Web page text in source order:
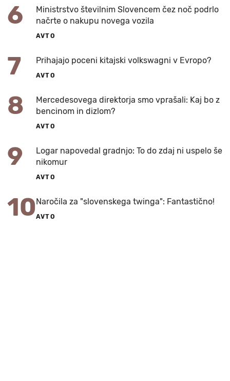
6
Ministrstvo številnim Slovencem čez noč podrlo
načrte o nakupu novega vozila
AVTO
7 Prihajajo poceni kitajski volkswagni v Evropo?
AVTO
8
Mercedesovega direktorja smo vprašali: Kaj bo z
bencinom in dizlom?
AVTO
9
Logar napovedal gradnjo: To do zdaj ni uspelo še
nikomur
AVTO
10 Naročila za "slovenskega twinga": Fantastično!
AVTO